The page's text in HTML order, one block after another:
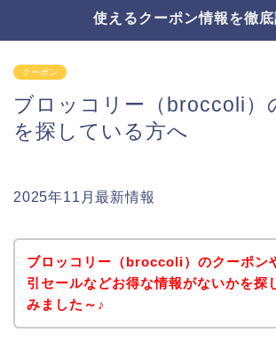
使えるクーポン情報を徹
クーポン
ブロッコリー（broccoli）
を探している方へ
2025年11月最新情報
ブロッコリー（broccoli）のクーポン
引セールなどお得な情報がないかを探
みました～♪